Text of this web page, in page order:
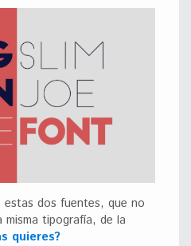
estas dos fuentes, que no
tipografía, de la
quieres?